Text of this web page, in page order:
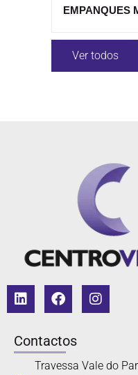
EMPANQUES
Ver todos
Contactos
Travessa Vale do